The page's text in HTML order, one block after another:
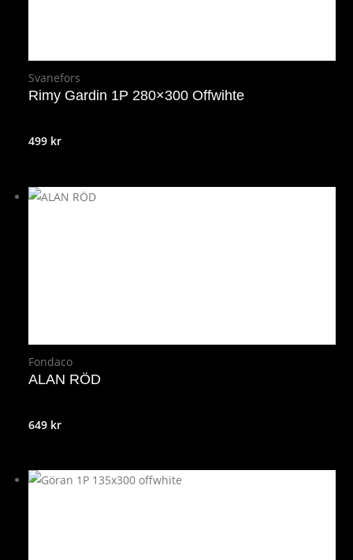
Svanefors
Rimy Gardin 1P 280×300 Offwihte
499 kr
Fondaco
ALAN RÖD
649 kr